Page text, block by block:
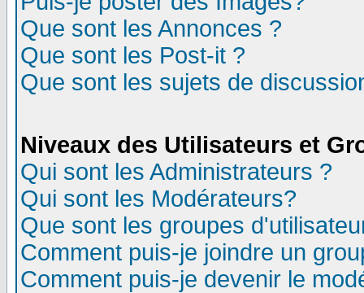
Que sont les Annonces ?
Que sont les Post-it ?
Que sont les sujets de
Niveaux des Utilisateurs et
Qui sont les Administrateurs ?
Qui sont les Modérateurs?
Que sont les groupes
Comment puis-je joindre un
Comment puis-je devenir le